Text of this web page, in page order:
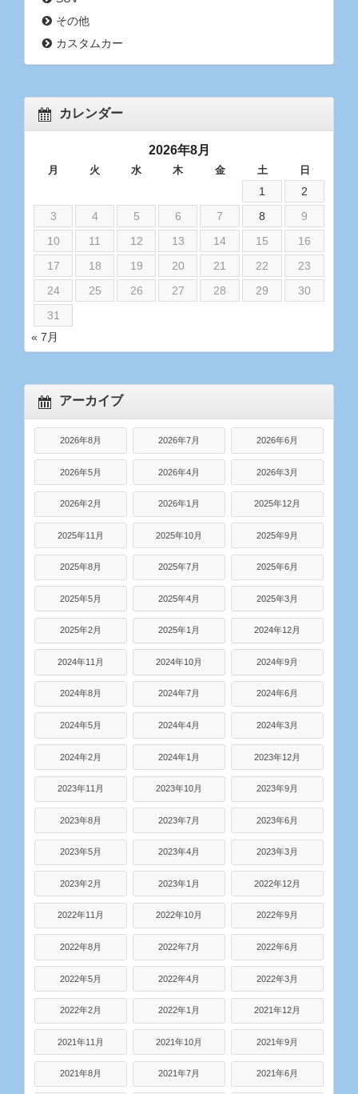
その他
カスタムカー
カレンダー
2026年8月
月 火 水 木 金 土 日
1
2
3
4 5 6 7 8
9
10
11 12 13 14 15
16
17
18 19 20 21 22
23
24
25 26 27 28 29
30
31
« 7月
アーカイブ
2026年8月 2026年7月 2026年6月
2026年5月 2026年4月 2026年3月
2026年2月 2026年1月 2025年12月
2025年11月 2025年10月 2025年9月
2025年8月 2025年7月 2025年6月
2025年5月 2025年4月 2025年3月
2025年2月 2025年1月 2024年12月
2024年11月 2024年10月 2024年9月
2024年8月 2024年7月 2024年6月
2024年5月 2024年4月 2024年3月
2024年2月 2024年1月 2023年12月
2023年11月 2023年10月 2023年9月
2023年8月 2023年7月 2023年6月
2023年5月 2023年4月 2023年3月
2023年2月 2023年1月 2022年12月
2022年11月 2022年10月 2022年9月
2022年8月 2022年7月 2022年6月
2022年5月 2022年4月 2022年3月
2022年2月 2022年1月 2021年12月
2021年11月 2021年10月 2021年9月
2021年8月 2021年7月 2021年6月